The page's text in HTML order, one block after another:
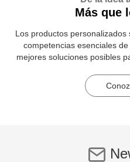
Más que
Los productos
competencias esenciales
mejores soluciones posibles